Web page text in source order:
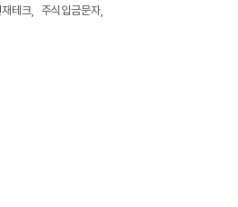
재테크
주식입금문자